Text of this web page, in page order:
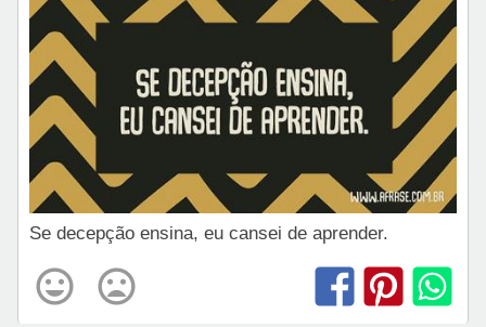
Se decepção ensina, eu cansei de aprender.